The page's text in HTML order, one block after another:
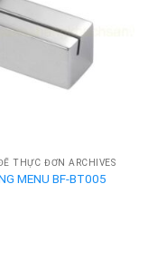
THỰC ĐƠN ARCHIVES
MENU BF-BT005